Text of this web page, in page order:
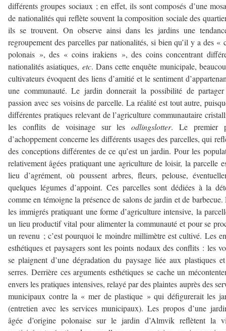
différents groupes sociaux ; en effet, ils sont composés d’une
de nationalités qui reflète souvent la composition sociale des
ils se trouvent. On observe ainsi dans les jardins une
regroupement des parcelles par nationalités, si bien qu’il y a des «
polonais », des « coins irakiens », des coins concentrant
nationalités asiatiques, etc. Dans cette enquête municipale,
cultivateurs évoquent des liens d’amitié et le sentiment
une communauté. Le jardin donnerait la possibilité de
passion avec ses voisins de parcelle. La réalité est tout autre,
différentes pratiques relevant de l’agriculture communautaire
les conflits de voisinage sur lesodlingslotter. Le premier
d’achoppement concerne les différents usages des parcelles, qui
des conceptions différentes de ce qu’est un jardin. Pour les
relativement âgées pratiquant une agriculture de loisir, la parcelle
lieu d’agrément, où poussent arbres, fleurs, pelouse,
quelques légumes d’appoint. Ces parcelles sont dédiées à la
comme en témoigne la présence de salons de jardin et de barbecue.
les immigrés pratiquant une forme d’agriculture intensive, la
un lieu productif vital pour alimenter la communauté et pour se
un revenu ; c’est pourquoi le moindre millimètre est cultivé. Les
esthétiques et paysagers sont les points nodaux des conflits : les
se plaignent d’une dégradation du paysage liée aux plastiques
serres. Derrière ces arguments esthétiques se cache un
envers les pratiques intensives, relayé par des plaintes auprès des
municipaux contre la « mer de plastique » qui défigurerait les
(entretien avec les services municipaux). Les propos d’une
âgée d’origine polonaise sur le jardin d’Almvik reflètent la